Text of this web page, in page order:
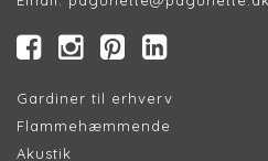
Gardiner til erhverv
Flammehæmmende
Akustik